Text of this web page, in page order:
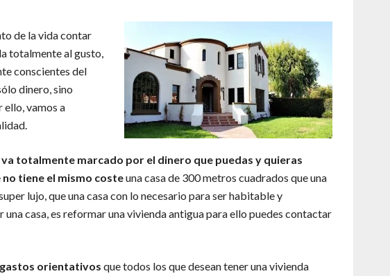
de la vida contar
totalmente al gusto,
conscientes del
dinero, sino
vamos a
va totalmente marcado por el dinero que puedas y quieras
no tiene el mismo costeuna casa de 300 metros cuadrados que una
lujo, que una casa con lo necesario para ser habitable y
casa, es reformar una vivienda antigua para ello puedes contactar
orientativos que todos los que desean tener una vivienda